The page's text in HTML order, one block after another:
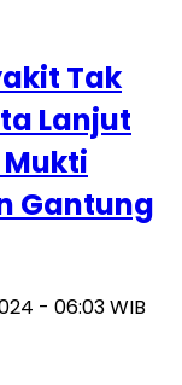
Tak
Lanjut
Gantung
- 06:03 WIB